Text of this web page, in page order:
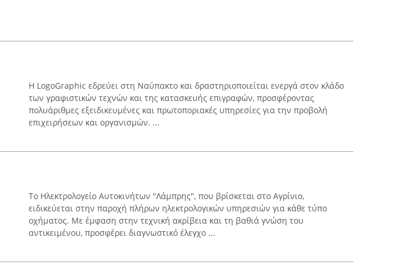
Η LogoGraphic εδρεύει στη Ναύπακτο και δραστηριοποιείται ενεργά στον κλάδο
των γραφιστικών τεχνών και της κατασκευής επιγραφών, προσφέροντας
πολυάριθμες εξειδικευμένες και πρωτοποριακές υπηρεσίες για την προβολή
επιχειρήσεων και οργανισμών. ...
Το Ηλεκτρολογείο Αυτοκινήτων "Λάμπρης", που βρίσκεται στο Αγρίνιο,
ειδικεύεται στην παροχή πλήρων ηλεκτρολογικών υπηρεσιών για κάθε τύπο
οχήματος. Με έμφαση στην τεχνική ακρίβεια και τη βαθιά γνώση του
αντικειμένου, προσφέρει διαγνωστικό έλεγχο ...